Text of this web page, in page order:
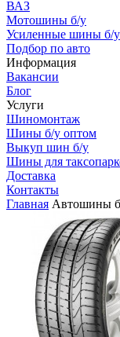
ВАЗ
Мотошины б/у
Усиленные шины б/у
Подбор по авто
Информация
Вакансии
Блог
Услуги
Шиномонтаж
Шины б/у оптом
Выкуп шин б/у
Шины для
Доставка
Контакты
Главная Автошины